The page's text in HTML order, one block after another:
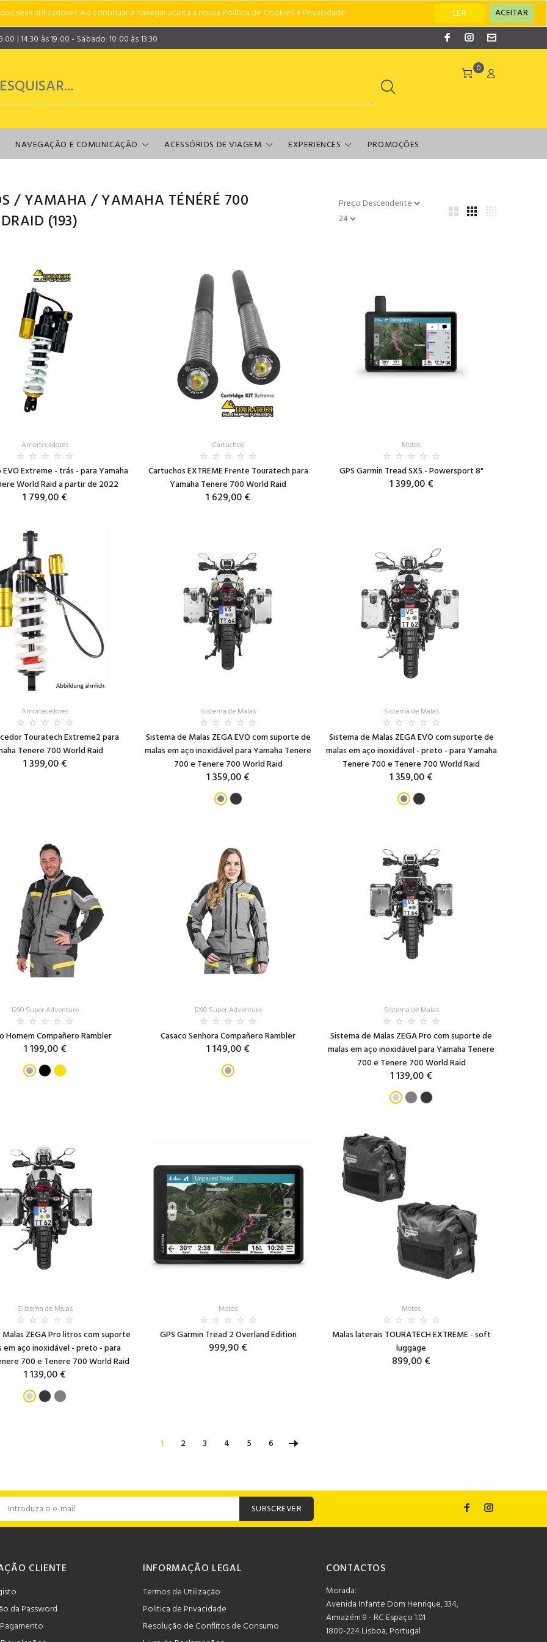
seus utilizadores. Ao continuar a navegar aceita a nossa Política de Cookies e Privacidade. LER
ACEITAR
| 14:30 às 19:00 - Sábado: 10:00 às 13:30
0
NAVEGAÇÃO E COMUNICAÇÃO ACESSÓRIOS DE VIAGEM EXPERIENCES PROMOÇÕES
/YAMAHA /YAMAHA TÉNÉRÉ 700
(193)
Amortecedores
EVO Extreme - trás - para Yamaha
World Raid a partir de 2022
1 799,00 €
Cartuchos
Cartuchos EXTREME Frente Touratech para
Yamaha Tenere 700 World Raid
1 629,00 €
Motos
GPS Garmin Tread SXS - Powersport 8"
1 399,00 €
Amortecedores
Touratech Extreme2 para
Tenere 700 World Raid
1 399,00 €
Sistema de Malas
Sistema de Malas ZEGA EVO com suporte de
malas em aço inoxidável para Yamaha Tenere
700 e Tenere 700 World Raid
1 359,00 €
Sistema de Malas
Sistema de Malas ZEGA EVO com suporte de
malas em aço inoxidável - preto - para Yamaha
Tenere 700 e Tenere 700 World Raid
1 359,00 €
1290 Super Adventure
Homem Compañero Rambler
1 199,00 €
1290 Super Adventure
Casaco Senhora Compañero Rambler
1 149,00 €
Sistema de Malas
Sistema de Malas ZEGA Pro com suporte de
malas em aço inoxidável para Yamaha Tenere
700 e Tenere 700 World Raid
1 139,00 €
Sistema de Malas
ZEGA Pro litros com suporte
em aço inoxidável - preto - para
700 e Tenere 700 World Raid
1 139,00 €
Motos
GPS Garmin Tread 2 Overland Edition
999,90 €
Motos
Malas laterais TOURATECH EXTREME - soft
luggage
899,00 €
1 2 3 4 5 6
SUBSCREVER
CLIENTE
da Password
INFORMAÇÃO LEGAL
Termos de Utilização
Politica de Privacidade
Resolução de Conflitos de Consumo
CONTACTOS
Morada:
Avenida Infante Dom Henrique, 334,
Armazém 9 - RC Espaço 1.01
1800-224 Lisboa, Portugal